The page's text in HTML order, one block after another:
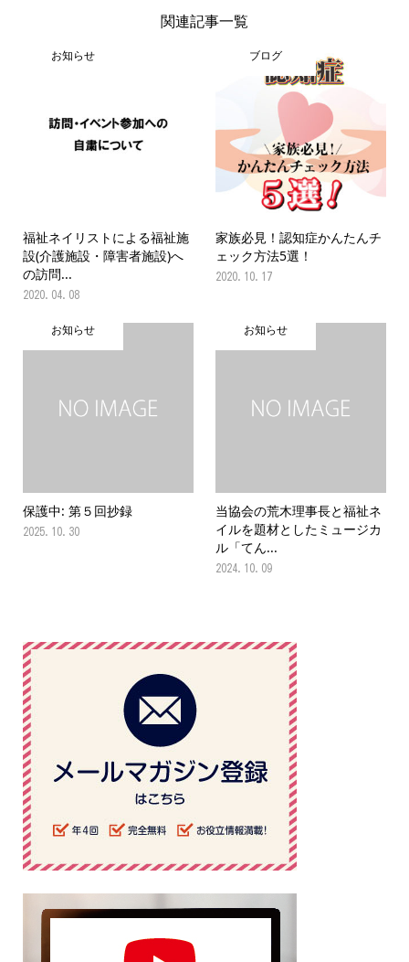
関連記事一覧
お知らせ
福祉ネイリストによる福祉施
設(介護施設・障害者施設)へ
の訪問...
2020.04.08
ブログ
家族必見！認知症かんたんチ
ェック方法5選！
2020.10.17
お知らせ
保護中: 第５回抄録
2025.10.30
お知らせ
当協会の荒木理事長と福祉ネ
イルを題材としたミュージカ
ル「てん...
2024.10.09